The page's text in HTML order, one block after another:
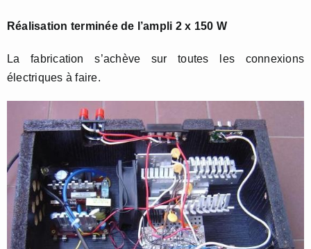
Réalisation terminée de l’ampli 2 x 150 W
La fabrication s’achève sur toutes les connexions
électriques à faire.